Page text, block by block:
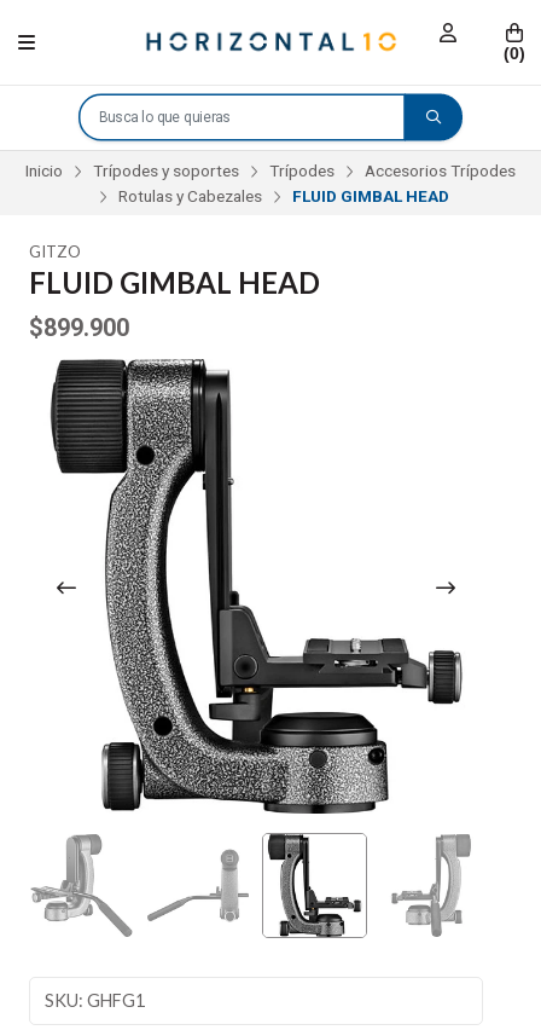
(0)
Inicio Trípodes y soportes Trípodes
Accesorios Trípodes
Rotulas y Cabezales
FLUID GIMBAL HEAD
GITZO
FLUID GIMBAL HEAD
$899.900
SKU: GHFG1